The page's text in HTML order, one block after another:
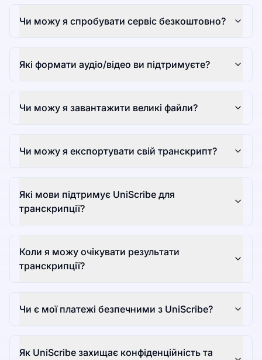
Чи можу я спробувати сервіс безкоштовно?
Які формати аудіо/відео ви підтримуєте?
Чи можу я завантажити великі файли?
Чи можу я експортувати свій транскрипт?
Які мови підтримує UniScribe для
транскрипції?
Коли я можу очікувати результати
транскрипції?
Чи є мої платежі безпечними з UniScribe?
Як UniScribe захищає конфіденційність та